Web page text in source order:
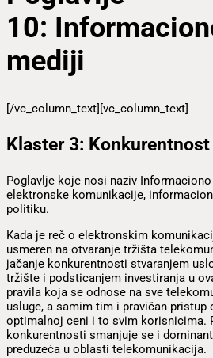
10:
mediji
[/vc_column_text][vc_column_text]
Klaster 3:
Poglavlje koje nosi naziv
elektronske komunikacije,
politiku.
Kada je reč o elektronskim
usmeren na otvaranje tržišta
jačanje konkurentnosti stvaranjem
tržište i podsticanjem investiranja u
pravila koja se odnose na sve
usluge, a samim tim i pravičan pristup
optimalnoj ceni i to svim korisnicima.
konkurentnosti smanjuje se i
preduzeća u oblasti telekomunikacija.